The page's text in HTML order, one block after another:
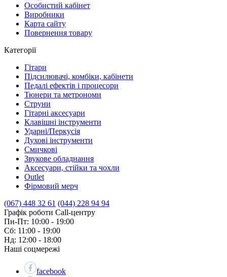
Особистий кабінет
Виробники
Карта сайту
Повернення товару
Категорії
Гітари
Підсилювачі, комбіки, кабінети
Педалі ефектів і процесори
Тюнери та метрономи
Струни
Гітарні аксесуари
Клавішні інструменти
Ударні/Перкусія
Духові інструменти
Смичкові
Звукове обладнання
Аксесуари, стійки та чохли
Outlet
Фірмовий мерч
(067) 448 32 61 (044) 228 94 94
Графік роботи Call-центру
Пн-Пт: 10:00 - 19:00
Сб: 11:00 - 19:00
Нд: 12:00 - 18:00
Наші соцмережі
facebook